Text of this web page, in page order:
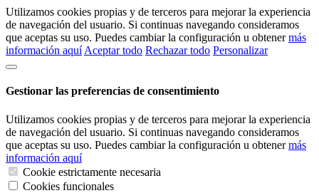
Utilizamos cookies propias y de terceros para mejorar la experiencia
de navegación del usuario. Si continuas navegando consideramos
que aceptas su uso. Puedes cambiar la configuración u obtenermás
información aquí Aceptar todo Rechazar todo Personalizar
Gestionar las preferencias de consentimiento
Utilizamos cookies propias y de terceros para mejorar la experiencia
de navegación del usuario. Si continuas navegando consideramos
que aceptas su uso. Puedes cambiar la configuración u obtenermás
información aquí
Cookie estrictamente necesaria
Cookies funcionales